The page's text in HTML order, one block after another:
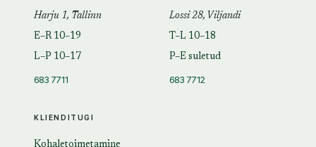
KLIENDITUGI
Harju 1, Tallinn
E–R 10–19
L–P 10–17
683 7711
Lossi 28, Viljandi
T–L 10–18
P–E suletud
683 7712